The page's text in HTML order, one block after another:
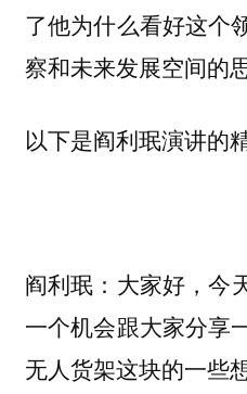
了他为什么看好这个
察和未来发展空间的思
以下是阎利珉演讲的
阎利珉 ：大家好，今
一个机会跟大家分享
无人货架这块的一些想